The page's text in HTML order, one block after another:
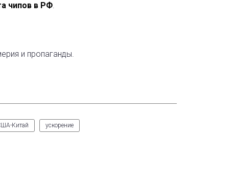
чипов в РФ.
и пропаганды.
Китай ускорение